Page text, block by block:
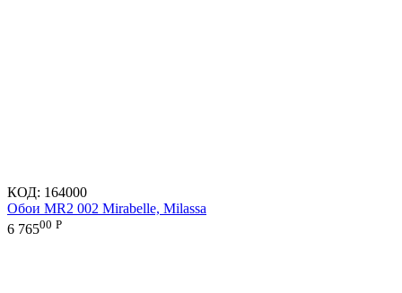
КОД: 164000
Обои MR2 002 Mirabelle, Milassa
6 76500 Р